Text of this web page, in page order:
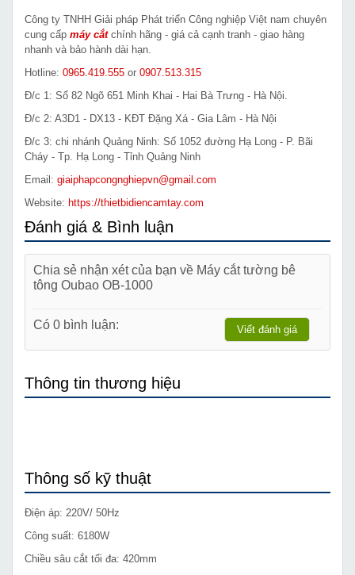
Công ty TNHH Giải pháp Phát triển Công nghiệp Việt nam chuyên
cung cấp máy cắt chính hãng - giá cả cạnh tranh - giao hàng
nhanh và bảo hành dài hạn.
Hotline: 0965.419.555 or 0907.513.315
Đ/c 1: Số 82 Ngõ 651 Minh Khai - Hai Bà Trưng - Hà Nội.
Đ/c 2: A3D1 - DX13 - KĐT Đặng Xá - Gia Lâm - Hà Nội
Đ/c 3: chi nhánh Quảng Ninh: Số 1052 đường Hạ Long - P. Bãi
Cháy - Tp. Hạ Long - Tỉnh Quảng Ninh
Email: giaiphapcongnghiepvn@gmail.com
Website: https://thietbidiencamtay.com
Đánh giá & Bình luận
Chia sẻ nhận xét của bạn về Máy cắt tường bê
tông Oubao OB-1000
Có 0 bình luận: Viết đánh giá
Thông tin thương hiệu
Thông số kỹ thuật
Điện áp: 220V/ 50Hz
Công suất: 6180W
Chiều sâu cắt tối đa: 420mm